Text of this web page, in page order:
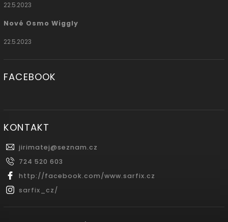
22.5.2023
Nové Osmo Wiggly
22.5.2023
FACEBOOK
KONTAKT
jirimatej@seznam.cz
724 520 603
http://facebook.com/www.sarfix.cz
sarfix_cz/